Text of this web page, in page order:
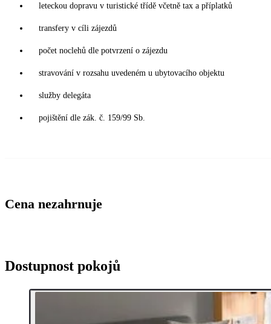
leteckou dopravu v turistické třídě včetně tax a příplatků
transfery v cíli zájezdů
počet noclehů dle potvrzení o zájezdu
stravování v rozsahu uvedeném u ubytovacího objektu
služby delegáta
pojištění dle zák. č. 159/99 Sb.
Cena nezahrnuje
Dostupnost pokojů